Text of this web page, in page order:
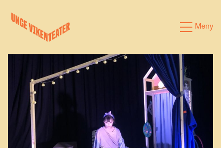
Meny
Forestillinger
Kalender
Satsinger
Om oss